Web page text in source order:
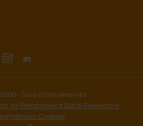
- Tous droits réservés
de Performance Extra-Financière
Politique Cookies